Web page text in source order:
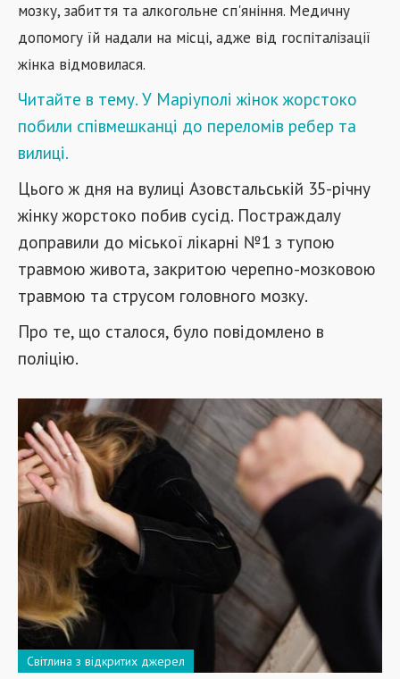
мозку, забиття та алкогольне сп'яніння. Медичну
допомогу їй надали на місці, адже від госпіталізації
жінка відмовилася.
Читайте в тему. У Маріуполі жінок жорстоко
побили співмешканці до переломів ребер та
вилиці.
Цього ж дня на вулиці Азовстальській 35-річну
жінку жорстоко побив сусід. Постраждалу
доправили до міської лікарні №1 з тупою
травмою живота, закритою черепно-мозковою
травмою та струсом головного мозку.
Про те, що сталося, було повідомлено в
поліцію.
Світлина з відкритих джерел